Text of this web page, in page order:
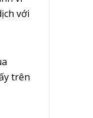
với
trên